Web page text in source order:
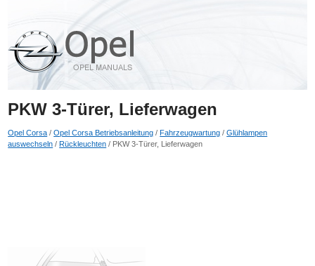
PKW 3-Türer, Lieferwagen
Opel Corsa /Opel Corsa Betriebsanleitung /Fahrzeugwartung /Glühlampen
auswechseln /Rückleuchten / PKW 3-Türer, Lieferwagen